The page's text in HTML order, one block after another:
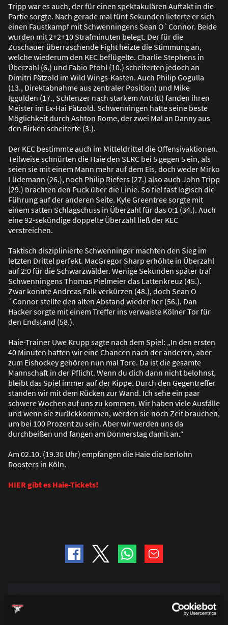
Tripp war es auch, der für einen spektakulären Auftakt in die
Partie sorgte. Nach gerade mal fünf Sekunden lieferte er sich
einen Faustkampf mit Schwenningens Sean O`Connor. Beide
wurden mit 2+2+10 Strafminuten belegt. Der für die
Zuschauer überraschende Fight heizte die Stimmung an,
welche wiederum den KEC beflügelte. Charlie Stephens in
Überzahl (6.) und Fabio Pfohl (10.) scheiterten jedoch an
Dimitri Pätzold im Wild Wings-Kasten. Auch Philip Gogulla
(13., Direktabnahme aus zentraler Position) und Mike
Iggulden (17., Schlenzer nach starkem Antritt) fanden ihren
Meister im Ex-Hai Pätzold. Schwenningen hatte seine beste
Möglichkeit durch Ashton Rome, der zwei Mal an Danny aus
den Birken scheiterte (3.).
Der KEC bestimmte auch im Mitteldrittel die Offensivaktionen.
Teilweise schnürten die Haie den SERC bei 5 gegen 5 ein, als
seien sie mit einem Mann mehr auf dem Eis, doch weder Mirko
Lüdemann (26.), noch Philip Riefers (27.) also auch John Tripp
(29.) brachten den Puck über die Linie. So fiel fast logisch die
Führung auf der anderen Seite. Kyle Greentree sorgte mit
einem satten Schlagschuss in Überzahl für das 0:1 (34.). Auch
eine 92-sekündige doppelte Überzahl ließder KEC
verstreichen.
Taktisch disziplinierte Schwenninger machten den Sieg im
letzten Drittel perfekt. MacGregor Sharp erhöhte in Überzahl
auf 2:0 für die Schwarzwälder. Wenige Sekunden später traf
Schwenningens Thomas Pielmeier das Lattenkreuz (45.).
Zwar konnte Andreas Falk verkürzen (48.), doch Sean O
´Connor stellte den alten Abstand wieder her (56.). Dan
Hacker sorgte mit einem Treffer ins verwaiste Kölner Tor für
den Endstand (58.).
Haie-Trainer Uwe Krupp sagte nach dem Spiel: „In den ersten
40 Minuten hatten wir eine Chancen nach der anderen, aber
zum Eishockey gehören nun mal Tore. Da ist die gesamte
Mannschaft in der Pflicht. Wenn du dich dann nicht belohnst,
bleibt das Spiel immer auf der Kippe. Durch den Gegentreffer
standen wir mit dem Rücken zur Wand. Ich sehe ein paar
schwere Wochen auf uns zu kommen. Wir haben viele Ausfälle
und wenn sie zurückkommen, werden sie noch Zeit brauchen,
um bei 100 Prozent zu sein. Aber wir werden uns da
durchbeißen und fangen am Donnerstag damit an.“
Am 02.10. (19.30 Uhr) empfangen die Haie die Iserlohn
Roosters in Köln.
HIER gibt es Haie-Tickets!